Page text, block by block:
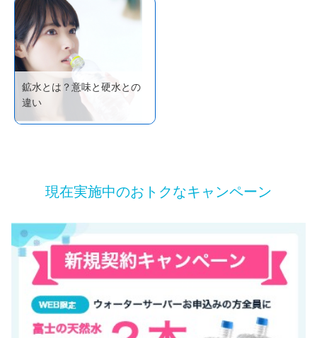
鉱水とは？意味と硬水との
違い
現在実施中のおトクなキャンペーン